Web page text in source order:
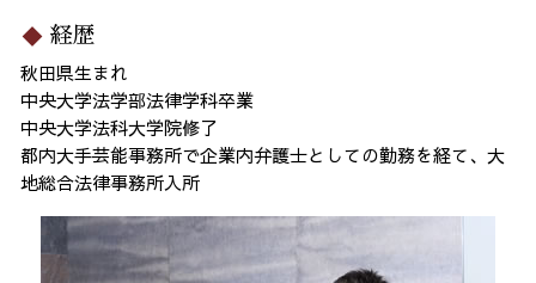
経歴
秋田県生まれ
中央大学法学部法律学科卒業
中央大学法科大学院修了
都内大手芸能事務所で企業内弁護士としての勤務を経て、大
地総合法律事務所入所